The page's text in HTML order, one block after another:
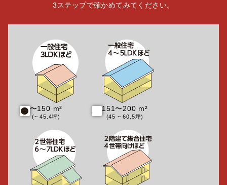
3ステップで確かめてみてください。
〜150 m²
(~ 45.4坪)
151〜200 m²
(45 ~ 60.5坪)